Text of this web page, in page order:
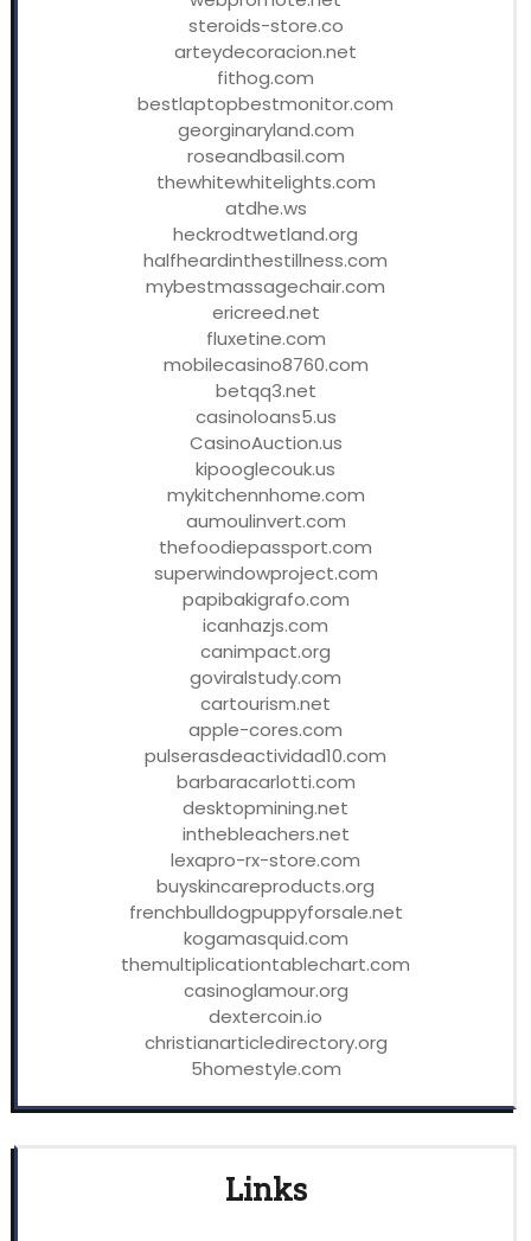
steroids-store.co
arteydecoracion.net
fithog.com
bestlaptopbestmonitor.com
georginaryland.com
roseandbasil.com
thewhitewhitelights.com
atdhe.ws
heckrodtwetland.org
halfheardinthestillness.com
mybestmassagechair.com
ericreed.net
fluxetine.com
mobilecasino8760.com
betqq3.net
casinoloans5.us
CasinoAuction.us
kipooglecouk.us
mykitchennhome.com
aumoulinvert.com
thefoodiepassport.com
superwindowproject.com
papibakigrafo.com
icanhazjs.com
canimpact.org
goviralstudy.com
cartourism.net
apple-cores.com
pulserasdeactividad10.com
barbaracarlotti.com
desktopmining.net
inthebleachers.net
lexapro-rx-store.com
buyskincareproducts.org
frenchbulldogpuppyforsale.net
kogamasquid.com
themultiplicationtablechart.com
casinoglamour.org
dextercoin.io
christianarticledirectory.org
5homestyle.com
Links